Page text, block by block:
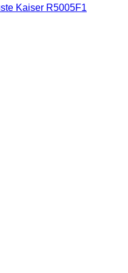
Kaiser R5005F1